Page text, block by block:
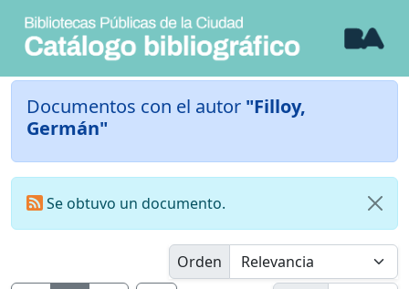
Documentos con el autor "Filloy,
Germán"
Se obtuvo un documento.
Orden